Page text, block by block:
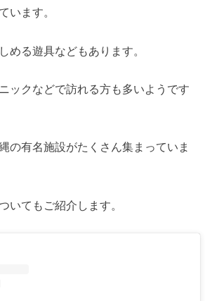
います。
める遊具などもあります。
ックなどで訪れる方も多いようです
の有名施設がたくさん集まっていま
いてもご紹介します。